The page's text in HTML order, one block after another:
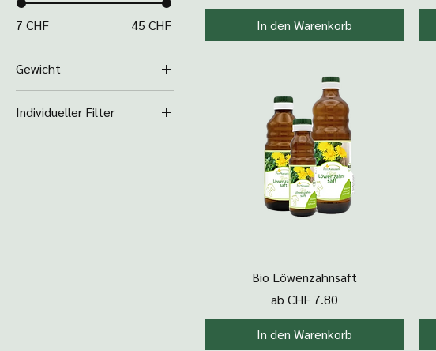
7 CHF 45 CHF
Gewicht
16 Stück
Individueller Filter
In den Warenkorb
Schnellansicht
Bio Löwenzahnsaft
ab CHF 7.80
Sale-Preis
In den Warenkorb